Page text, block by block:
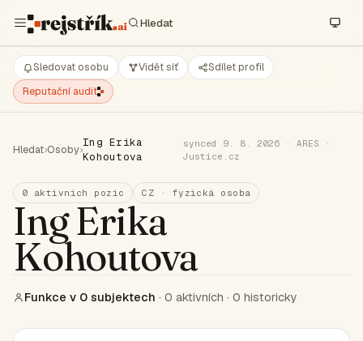
Sledovat osobu Vidět síť
Sdílet profil
Reputační audit
Hledat›Osoby›
Ing Erika
Kohoutova
synced 9. 8. 2026 · ARES ·
Justice.cz
0 aktivních pozic CZ · fyzická osoba
Ing Erika
Kohoutova
Funkce v 0 subjektech · 0 aktivních · 0 historicky